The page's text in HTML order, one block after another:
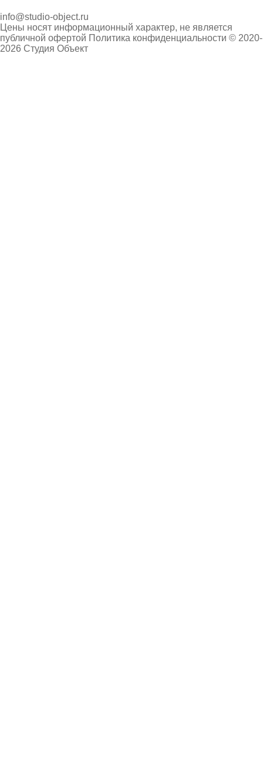
info@studio-object.ru
Цены носят информационный характер, не является
публичной офертой Политика конфиденциальности © 2020-
2026 Студия Объект